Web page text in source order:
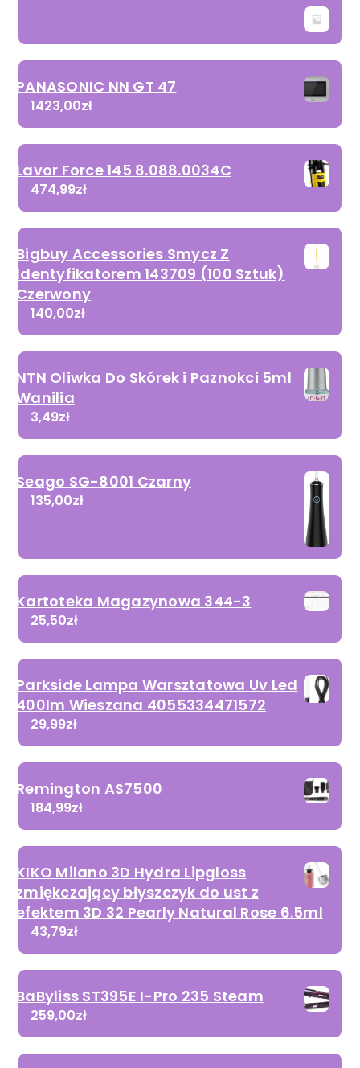
PANASONIC NN GT 47
1423,00zł
Lavor Force 145 8.088.0034C
474,99zł
Bigbuy Accessories Smycz Z
Identyfikatorem 143709 (100 Sztuk)
Czerwony
140,00zł
NTN Oliwka Do Skórek i Paznokci 5ml
Wanilia
3,49zł
Seago SG-8001 Czarny
135,00zł
Kartoteka Magazynowa 344-3
25,50zł
Parkside Lampa Warsztatowa Uv Led
400lm Wieszana 4055334471572
29,99zł
Remington AS7500
184,99zł
KIKO Milano 3D Hydra Lipgloss
zmiękczający błyszczyk do ust z
efektem 3D 32 Pearly Natural Rose 6.5ml
43,79zł
BaByliss ST395E I-Pro 235 Steam
259,00zł